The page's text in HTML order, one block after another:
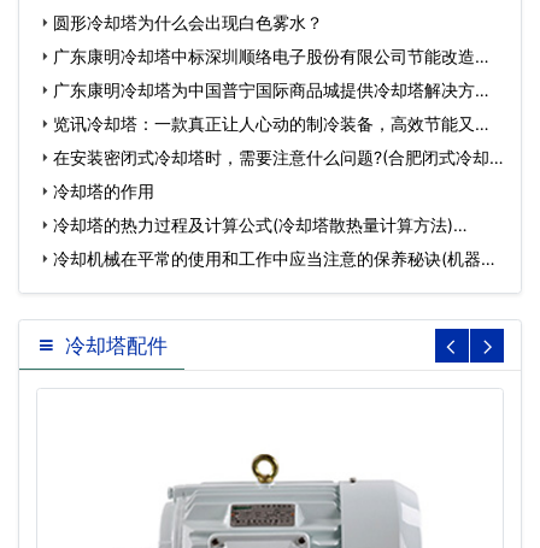
圆形冷却塔为什么会出现白色雾水？
广东康明冷却塔中标深圳顺络电子股份有限公司节能改造工
程…广东康明冷却塔为中国普宁国际商品城提供冷却塔解决方
案…览讯冷却塔：一款真正让人心动的制冷装备，高效节能又环
保(广州…
在安装密闭式冷却塔时，需要注意什么问题?(合肥闭式冷却
塔注…
冷却塔的作用
冷却塔的热力过程及计算公式(冷却塔散热量计算方法)…
冷却机械在平常的使用和工作中应当注意的保养秘诀(机器冷
却…
冷却塔配件